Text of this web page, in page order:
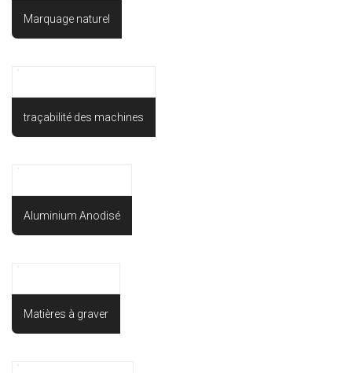
Marquage naturel
traçabilité des machines
Aluminium Anodisé
Matières à graver